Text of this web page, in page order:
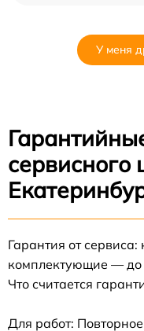
У меня
сервисного
Гарантия от
комплектующие — до
Что считается
Для работ: